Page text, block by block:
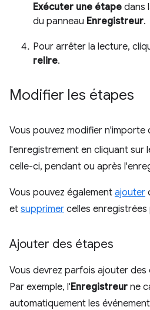
Exécuter une étape dans
du panneau Enregistreur.
Pour arrêter la lecture,
relire.
Modifier les étapes
Vous pouvez modifier n'importe
l'enregistrement en cliquant sur
celle-ci, pendant ou après
Vous pouvez également ajouter
et supprimer celles
Ajouter des étapes
Vous devrez parfois ajouter des
Par exemple, l'Enregistreur ne
automatiquement les